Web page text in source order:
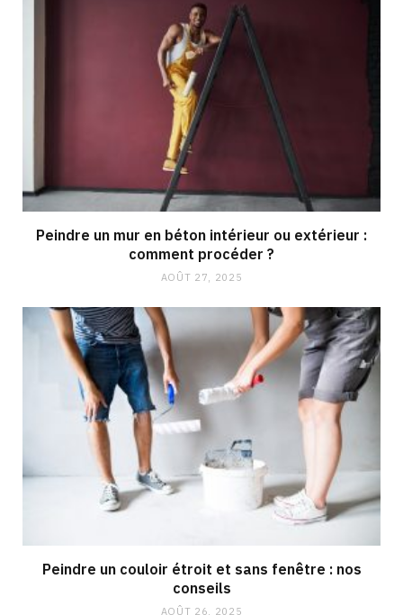
Peindre un mur en béton intérieur ou extérieur :
comment procéder ?
AOÛT 27, 2025
Peindre un couloir étroit et sans fenêtre : nos
conseils
AOÛT 26, 2025